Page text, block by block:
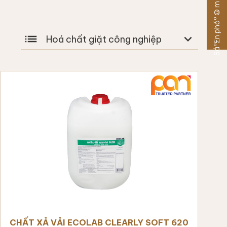
list Hoá chất giặt công nghiệp expand_more
CHẤT XẢ VẢI ECOLAB CLEARLY SOFT 620
Sáº£n pháº©m khÃ¡c